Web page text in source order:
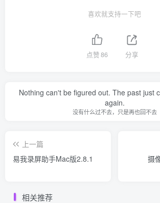
喜欢就支持一下吧
点赞86 分享
Nothing can't be figured out. The past just
again.
没有什么过不去，只是再也回不去
上一篇
易我录屏助手Mac版2.8.1
摄
相关推荐